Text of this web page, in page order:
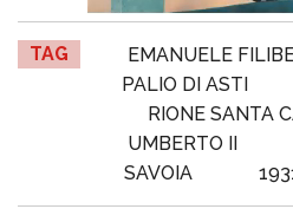
TAG
EMANUELE
PALIO DI ASTI
RIONE SANTA
UMBERTO II
SAVOIA